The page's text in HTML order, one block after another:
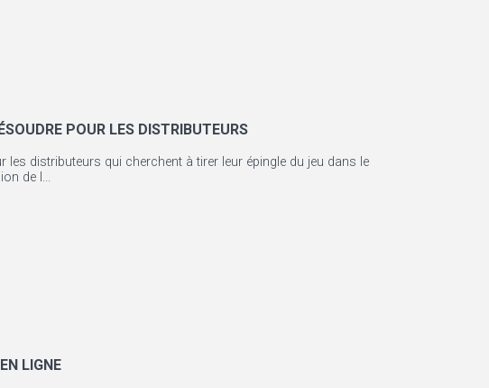
POUR LES DISTRIBUTEURS
distributeurs qui cherchent à tirer leur épingle du jeu dans le
de l...
LIGNE